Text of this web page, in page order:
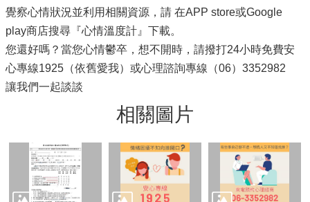
覺察心情狀況並利用相關資源，請 在APP store或Google
play商店搜尋『心情溫度計』下載。
您還好嗎？當您心情鬱卒，想不開時，請撥打24小時免費安
心專線1925（依舊愛我）或心理諮詢專線（06）3352982
讓我們一起談談
相關圖片